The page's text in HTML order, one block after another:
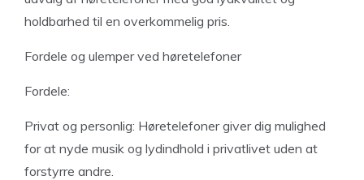
holdbarhed til en overkommelig pris.
Fordele og ulemper ved høretelefoner
Fordele:
Privat og personlig: Høretelefoner giver dig mulighed
for at nyde musik og lydindhold i privatlivet uden at
forstyrre andre.